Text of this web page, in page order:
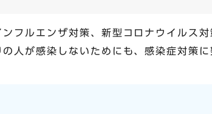
ンフルエンザ対策、新型コロナウイルス
の人が感染しないためにも、感染症対策